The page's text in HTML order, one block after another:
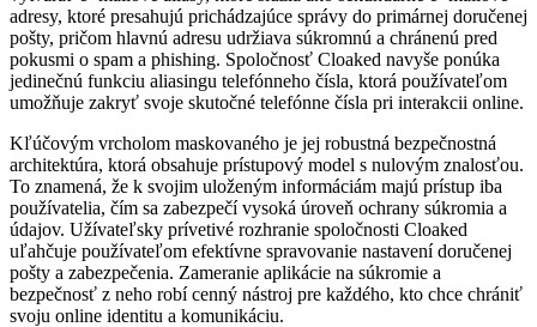
adresy, ktoré presahujú prichádzajúce správy do primárnej doručenej
pošty, pričom hlavnú adresu udržiava súkromnú a chránenú pred
pokusmi o spam a phishing. Spoločnosť Cloaked navyše ponúka
jedinečnú funkciu aliasingu telefónneho čísla, ktorá používateľom
umožňuje zakryť svoje skutočné telefónne čísla pri interakcii online.
Kľúčovým vrcholom maskovaného je jej robustná bezpečnostná
architektúra, ktorá obsahuje prístupový model s nulovým znalosťou.
To znamená, že k svojim uloženým informáciám majú prístup iba
používatelia, čím sa zabezpečí vysoká úroveň ochrany súkromia a
údajov. Užívateľsky prívetivé rozhranie spoločnosti Cloaked
uľahčuje používateľom efektívne spravovanie nastavení doručenej
pošty a zabezpečenia. Zameranie aplikácie na súkromie a
bezpečnosť z neho robí cenný nástroj pre každého, kto chce chrániť
svoju online identitu a komunikáciu.